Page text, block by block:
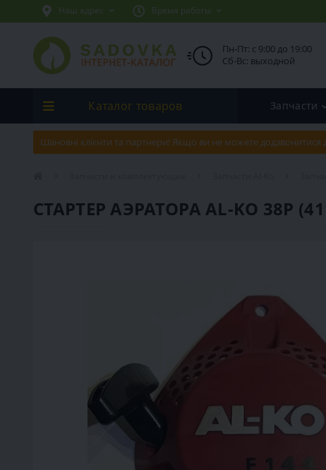
Наш адрес Время работы
Пн-Пт: с 9:00 до 19:00
Сб-Вс: выходной
Каталог товаров Запчасти
Шановні клієнти та партнери! Якщо ви не можете
СТАРТЕР АЭРАТОРА AL-KO 38P